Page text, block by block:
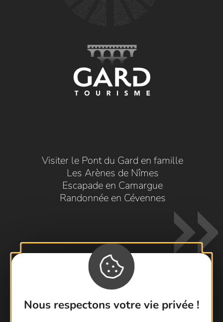
Nous respectons votre vie privée !
Visiter le Pont du Gard en famille
Les Arènes de Nîmes
Escapade en Camargue
Randonnée en Cévennes
Contactez-nous !